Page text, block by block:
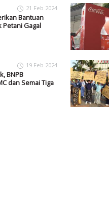
21 Feb 2024
Bantuan
Gagal
19 Feb 2024
BNPB
dan Semai Tiga